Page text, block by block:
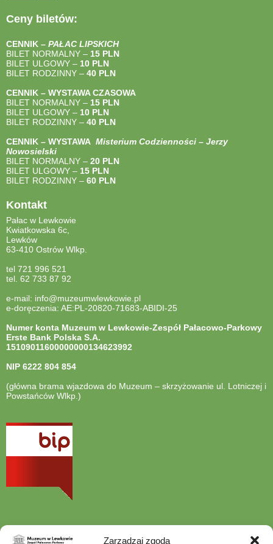
Zarządzaj zgodą
Ceny biletów:
CENNIK – PAŁAC LIPSKICH
BILET NORMALNY – 15 PLN
BILET ULGOWY – 10 PLN
BILET RODZINNY – 40 PLN
CENNIK – WYSTAWA CZASOWA
BILET NORMALNY – 15 PLN
BILET ULGOWY – 10 PLN
BILET RODZINNY – 40 PLN
CENNIK – WYSTAWA Misterium Codzienności – Jerzy
Nowosielski
BILET NORMALNY – 20 PLN
BILET ULGOWY – 15 PLN
BILET RODZINNY – 60 PLN
Kontakt
Pałac w Lewkowie
Kwiatkowska 6c,
Lewków
63-410 Ostrów Wlkp.
tel 721 996 521
tel. 62 733 87 92
e-mail: info@muzeumwlewkowie.pl
e-doręczenia: AE:PL-20820-71683-ABIDI-25
Numer konta Muzeum w Lewkowie-Zespół Pałacowo-Parkowy
Erste Bank Polska S.A.
15109011600000000134623992
NIP 6222 804 854
(główna brama wjazdowa do Muzeum – skrzyżowanie ul. Lotniczej i
Powstańców Wlkp.)
otwiera
nowej